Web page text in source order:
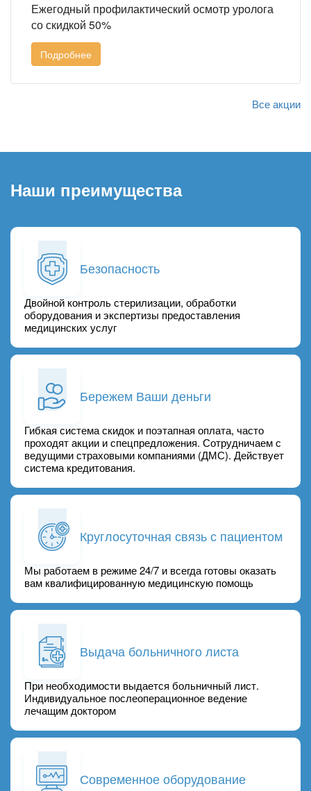
Ежегодный профилактический осмотр уролога
со скидкой 50%
Подробнее
Все акции
Наши преимущества
Безопасность
Двойной контроль стерилизации, обработки
оборудования и экспертизы предоставления
медицинских услуг
Бережем Ваши деньги
Гибкая система скидок и поэтапная оплата, часто
проходят акции и спецпредложения. Сотрудничаем с
ведущими страховыми компаниями (ДМС). Действует
система кредитования.
Круглосуточная связь с пациентом
Мы работаем в режиме 24/7 и всегда готовы оказать
вам квалифицированную медицинскую помощь
Выдача больничного листа
При необходимости выдается больничный лист.
Индивидуальное послеоперационное ведение
лечащим доктором
Современное оборудование